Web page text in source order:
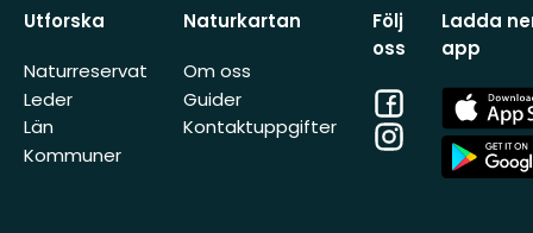
Utforska
Naturreservat
Leder
Län
Kommuner
Naturkartan
Om oss
Guider
Kontaktuppgifter
Följ
oss
Facebook
Instagram
Ladda
app
App
Store
App
Store